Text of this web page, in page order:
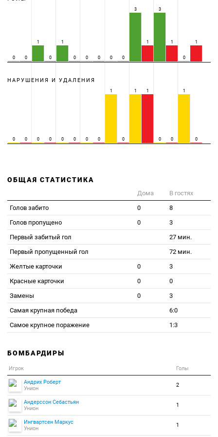
0 0
1
0
1
0 0 0 0 0
3
1
3
1
0
1
НАРУШЕНИЯ И УДАЛЕНИЯ
0 0 0 0 0 0 0 0
1
0
1 1
0 0
1
0
ОБЩАЯ СТАТИСТИКА
Дома
В гостях
Голов забито
0
8
Голов пропущено
0
3
Первый забитый гол
27 мин.
Первый пропущенный гол
72 мин.
Желтые карточки
0
3
Красные карточки
0
0
Замены
0
3
Самая крупная победа
6:0
Самое крупное поражение
1:3
БОМБАРДИРЫ
Игрок Голы
Андрих Роберт
Унион
2
Андерссон Себастьян
Унион
1
Ингвартсен Маркус
Унион
1